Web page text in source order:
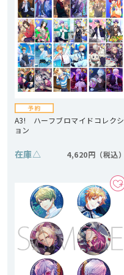
A3! ハーフブロマイドコレクシ
ョン
在庫△ 4,620円